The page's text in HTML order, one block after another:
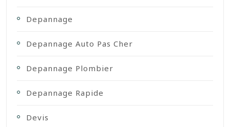
Depannage
Depannage Auto Pas Cher
Depannage Plombier
Depannage Rapide
Devis